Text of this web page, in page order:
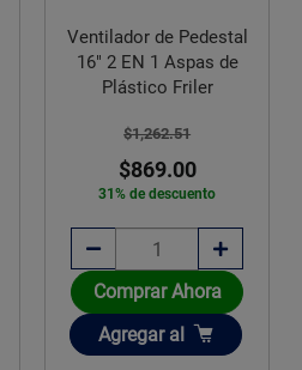
Ventilador de Pedestal
16" 2 EN 1 Aspas de
Plástico Friler
$1,262.51
$869.00
31% de descuento
Comprar Ahora
Añadir
Agregar al